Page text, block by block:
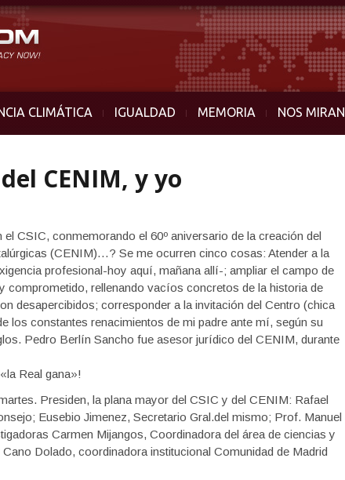
CLIMÁTICA IGUALDAD MEMORIA NOS MIRAN
CENIM, y yo
CSIC, conmemorando el 60º aniversario de la creación del
(CENIM)…? Se me ocurren cinco cosas: Atender a la
profesional-hoy aquí, mañana allí-; ampliar el campo de
comprometido, rellenando vacíos concretos de la historia de
desapercibidos; corresponder a la invitación del Centro (chica
los constantes renacimientos de mi padre ante mí, según su
Pedro Berlín Sancho fue asesor jurídico del CENIM, durante
Real gana»!
Presiden, la plana mayor del CSIC y del CENIM: Rafael
Eusebio Jimenez, Secretario Gral.del mismo; Prof. Manuel
Carmen Mijangos, Coordinadora del área de ciencias y
Dolado, coordinadora institucional Comunidad de Madrid